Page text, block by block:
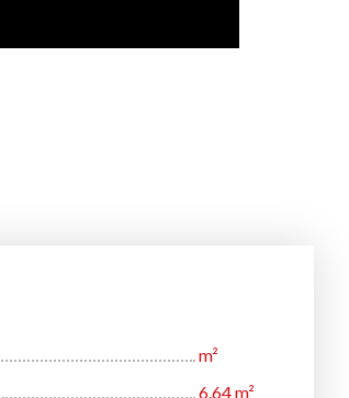
m²
6.64 m²